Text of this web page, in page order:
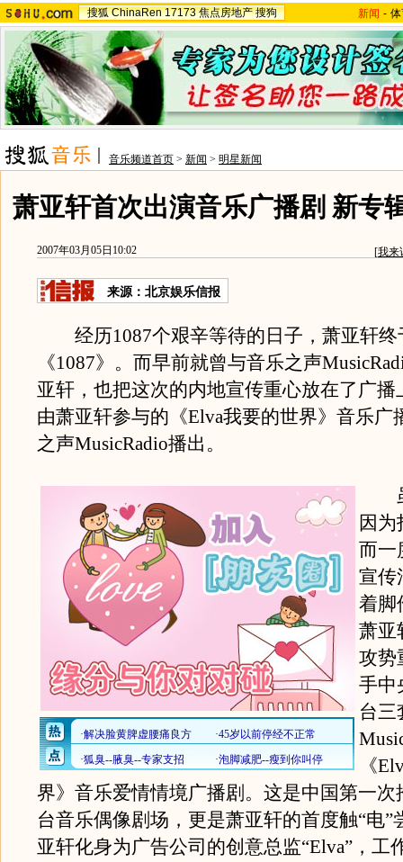
搜狐 ChinaRen 17173 焦点房地产 搜狗 新闻 -
音乐频道首页 > 新闻 > 明星新闻
萧亚轩首次出演音乐广播剧 新专
2007年03月05日10:02 [我来
来源：北京娱乐信报
经历1087个艰辛等待的日子，萧亚轩终
《1087》。而早前就曾与音乐之声
亚轩，也把这次的内地宣传重心放在了广播
由萧亚轩参与的《Elva我要的世界》音乐广
之声MusicRadio播出。
虽
因
而一
宣传
着脚
萧亚
攻势
手中
台三
《
界》音乐爱情情境广播剧。这是中国第一次
台音乐偶像剧场，更是萧亚轩的首度触“电”
亚轩化身为广告公司的创意总监“Elva”，工